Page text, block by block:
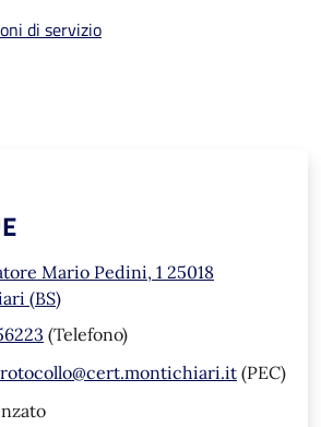
di servizio
Mario Pedini, 1 25018
(BS)
(Telefono)
(PEC)